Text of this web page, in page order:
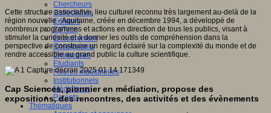
Chercheurs
Collectivités
Editeurs
EdTech
Encadrement
Enseignants
Entreprises
Etudiants
Filières industrielles
Institutionnels
Médiateurs
Parents
Thématiques
Cette structure associative, lieu culturel reconnu très largement au-delà de la
région nouvelle - Aquitaine, créée en décembre 1994, a développé de
nombreux programmes et actions en direction de tous les publics, visant à
stimuler la curiosité et à donner les outils de compréhension dans la
perspective de construire un regard éclairé sur la complexité du monde et de
rendre accessible au grand public la culture scientifique.
Cap Sciences, pionnier en médiation, propose des
expositions, des rencontres, des activités et des évènements